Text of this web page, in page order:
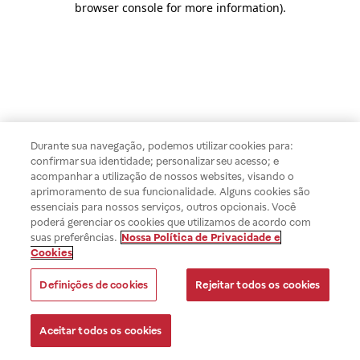
browser console for more information).
Durante sua navegação, podemos utilizar cookies para:
confirmar sua identidade; personalizar seu acesso; e
acompanhar a utilização de nossos websites, visando o
aprimoramento de sua funcionalidade. Alguns cookies são
essenciais para nossos serviços, outros opcionais. Você
poderá gerenciar os cookies que utilizamos de acordo com
suas preferências. Nossa Política de Privacidade e
Cookies
Definições de cookies Rejeitar todos os cookies
Aceitar todos os cookies